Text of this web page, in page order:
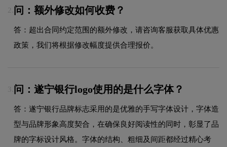
2. 问：额外修改如何收费？
答：超出合同约定范围的额外修改，请咨询客服获取具体优惠
政策，我们将根据修改幅度提供合理报价。
3. 问：遂宁银行logo使用的是什么字体？
答：遂宁银行品牌标志采用的是优雅的手写字体设计，字体造
型与品牌形象高度契合，在确保良好阅读性的同时，彰显了品
牌的字标设计风格。字体的结构、粗细及间距都经过精心考